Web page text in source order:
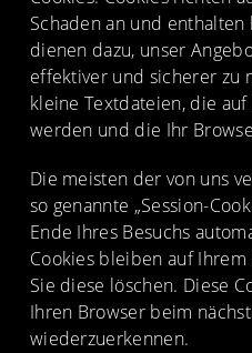
Schaden an und
dienen dazu, unser
effektiver und sicherer zu
kleine Textdateien, die
werden und die Ihr
Die meisten der von uns
so genannte „Session-
Ende Ihres Besuchs
Cookies bleiben auf
Sie diese löschen. Diese
Ihren Browser beim
wiederzuerkennen.